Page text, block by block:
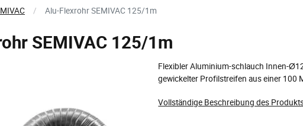
/ Alu-Flexrohr SEMIVAC 125/1m
SEMIVAC 125/1m
Flexibler Aluminium-schlauch Innen-
gewickelter Profilstreifen aus einer 100
Vollständige Beschreibung des